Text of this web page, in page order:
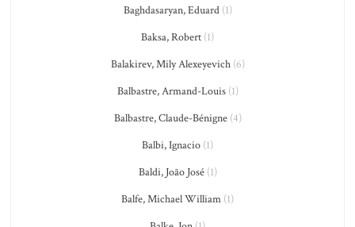
Baghdasaryan, Eduard(1)
Baksa, Robert (1)
Balakirev, Mily Alexeyevich(6)
Balbastre, Armand-Louis(1)
Balbastre, Claude-Bénigne(4)
Balbi, Ignacio (1)
Baldi, João José(1)
Balfe, Michael William (1)